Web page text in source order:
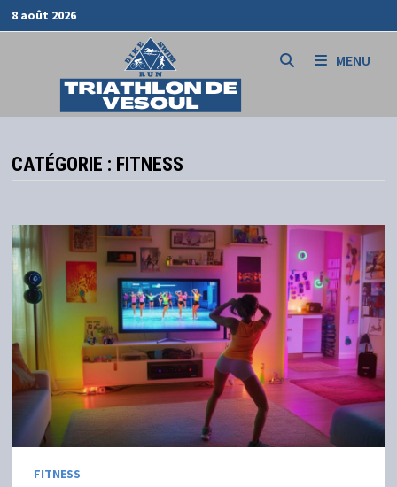
Passer
au
8 août 2026
MENU
CATÉGORIE : FITNESS
FITNESS